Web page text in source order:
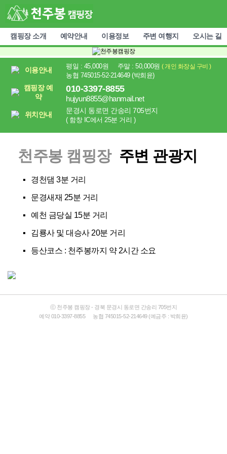
캠핑장 소개 예약안내 이용정보 주변 여행지 오시는 길
이용안내 평일 : 45,000원 주말 : 50,000원 ( 개인 화장실 구비 )
농협 745015-52-214649 (박희윤)
캠핑장 예
약
010-3397-8855
hujyun8855@hanmail.net
위치안내 문경시 동로면 간송리 705번지
( 함창 IC에서 25분 거리 )
천주봉 캠핑장 주변 관광지
▪ 경천댐 3분 거리
▪ 문경새재 25분 거리
▪ 예천 금당실 15분 거리
▪ 김룡사 및 대승사 20분 거리
▪ 등산코스 : 천주봉까지 약 2시간 소요
ⓒ 천주봉 캠핑장 - 경북 문경시 동로면 간송리 705번지
예약 010-3397-8855 농협 745015-52-214649 (예금주 : 박희윤)